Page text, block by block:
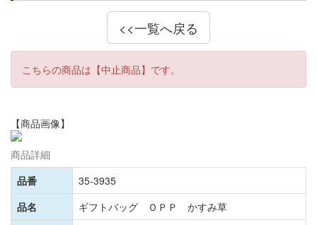
<<一覧へ戻る
こちらの商品は【中止商品】です。
【商品画像】
商品詳細
品番
35-3935
品名
ギフトバッグ ＯＰＰ かすみ草